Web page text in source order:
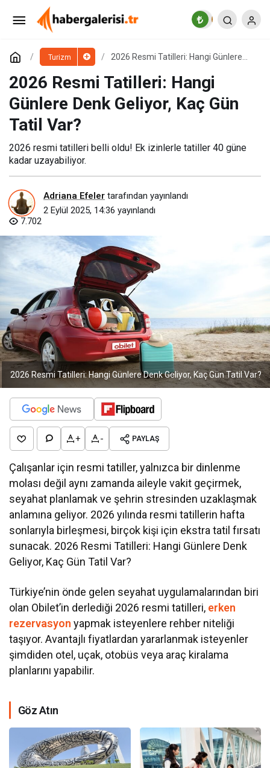
Turizm
2026 Resmi Tatilleri: Hangi Günlere
2026 Resmi Tatilleri: Hangi
Günlere Denk Geliyor, Kaç Gün
Tatil Var?
2026 resmi tatilleri belli oldu! Ek izinlerle tatiller 40 güne
kadar uzayabiliyor.
Adriana Efeler tarafından yayınlandı
2 Eylül 2025, 14:36 yayınlandı
7.702
2026 Resmi Tatilleri: Hangi Günlere Denk Geliyor, Kaç Gün Tatil Var?
+ - PAYLAŞ
Çalışanlar için resmi tatiller, yalnızca bir dinlenme
molası değil aynı zamanda aileyle vakit geçirmek,
seyahat planlamak ve şehrin stresinden uzaklaşmak
anlamına geliyor. 2026 yılında resmi tatillerin hafta
sonlarıyla birleşmesi, birçok kişi için ekstra tatil fırsatı
sunacak. 2026 Resmi Tatilleri: Hangi Günlere Denk
Geliyor, Kaç Gün Tatil Var?
Türkiye’nin önde gelen seyahat uygulamalarından biri
olan Obilet’in derlediği 2026 resmi tatilleri, erken
rezervasyon yapmak isteyenlere rehber niteliği
taşıyor. Avantajlı fiyatlardan yararlanmak isteyenler
şimdiden otel, uçak, otobüs veya araç kiralama
planlarını yapabilir.
Göz Atın
Halkla İlişkiler Yönetimi Nedir, Neden Önemlidir
ve Nasıl Yapılır?
Yorum Yap